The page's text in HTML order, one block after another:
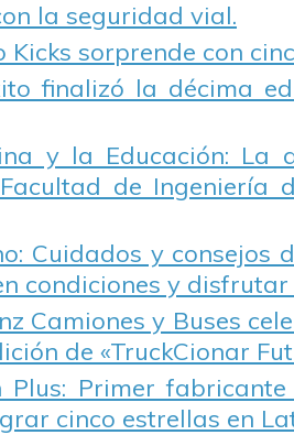
la seguridad vial.
Kicks sorprende con
finalizó la décima
y la Educación: La
de Ingeniería
Cuidados y consejos
condiciones y disfrutar
Camiones y Buses
de «TruckCionar
Plus: Primer
cinco estrellas en